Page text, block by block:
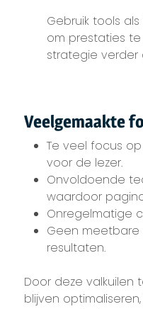
Gebruik tools
om prestaties te
strategie verder
Veelgemaakte
Te veel focus
voor de lezer.
Onvoldoende
waardoor
Onregelmatige
Geen
resultaten.
Door deze valkuilen
blijven